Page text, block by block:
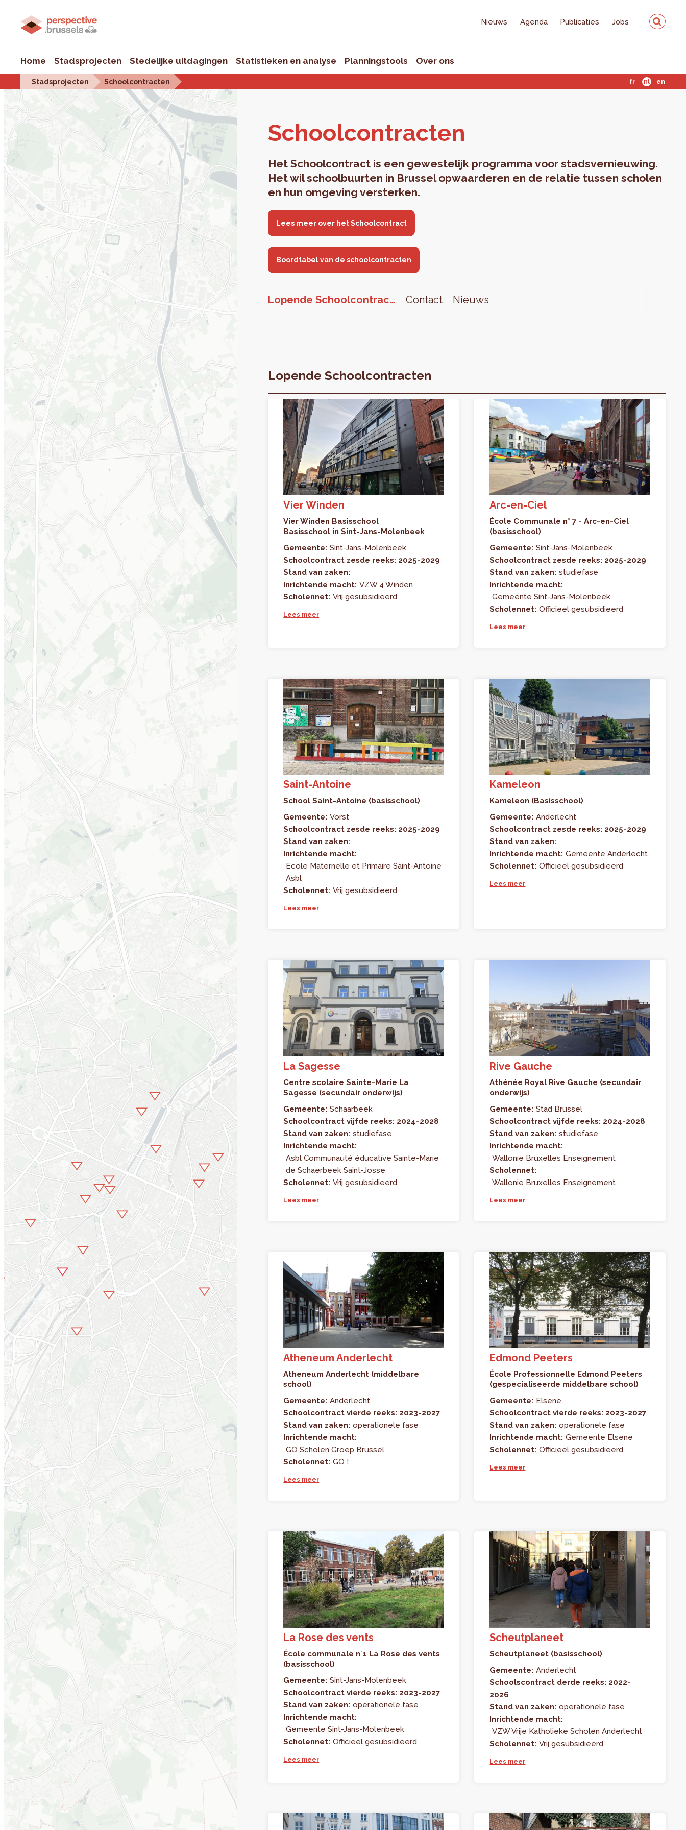
Nieuws Agenda Publicaties Jobs
Home Stadsprojecten Stedelijke uitdagingen Statistieken en analyse Planningstools Over ons
Stadsprojecten Schoolcontracten fr nl en
School­con­trac­ten
Het Schoolcontract is een gewestelijk programma voor stadsvernieuwing.
Het wil schoolbuurten in Brussel opwaarderen en de relatie tussen scholen
en hun omgeving versterken.
Lees meer over het Schoolcontract
Boordtabel van de schoolcontracten
Lopende Schoolcontracten Contact Nieuws
Lopende Schoolcontracten
Vier Winden
Vier Winden Basisschool
Basisschool in Sint-Jans-Molenbeek
Gemeente: Sint-Jans-Molenbeek
Schoolcontract zesde reeks: 2025-2029
Stand van zaken:
Inrichtende macht: VZW 4 Winden
Scholennet: Vrij gesubsidieerd
Lees meer
Arc-en-Ciel
École Communale n° 7 - Arc-en-Ciel
(basisschool)
Gemeente: Sint-Jans-Molenbeek
Schoolcontract zesde reeks: 2025-2029
Stand van zaken: studiefase
Inrichtende macht:
Gemeente Sint-Jans-Molenbeek
Scholennet: Officieel gesubsidieerd
Lees meer
Saint-Antoine
School Saint-Antoine (basisschool)
Gemeente: Vorst
Schoolcontract zesde reeks: 2025-2029
Stand van zaken:
Inrichtende macht:
Ecole Maternelle et Primaire Saint-Antoine
Asbl
Scholennet: Vrij gesubsidieerd
Lees meer
Kameleon
Kameleon (Basisschool)
Gemeente: Anderlecht
Schoolcontract zesde reeks: 2025-2029
Stand van zaken:
Inrichtende macht: Gemeente Anderlecht
Scholennet: Officieel gesubsidieerd
Lees meer
La Sagesse
Centre scolaire Sainte-Marie La
Sagesse (secundair onderwijs)
Gemeente: Schaarbeek
Schoolcontract vijfde reeks: 2024-2028
Stand van zaken: studiefase
Inrichtende macht:
Asbl Communauté éducative Sainte-Marie
de Schaerbeek Saint-Josse
Scholennet: Vrij gesubsidieerd
Lees meer
Rive Gauche
Athénée Royal Rive Gauche (secundair
onderwijs)
Gemeente: Stad Brussel
Schoolcontract vijfde reeks: 2024-2028
Stand van zaken: studiefase
Inrichtende macht:
Wallonie Bruxelles Enseignement
Scholennet:
Wallonie Bruxelles Enseignement
Lees meer
Atheneum Anderlecht
Atheneum Anderlecht (middelbare
school)
Gemeente: Anderlecht
Schoolcontract vierde reeks: 2023-2027
Stand van zaken: operationele fase
Inrichtende macht:
GO Scholen Groep Brussel
Scholennet: GO !
Lees meer
Edmond Peeters
École Professionnelle Edmond Peeters
(gespecialiseerde middelbare school)
Gemeente: Elsene
Schoolcontract vierde reeks: 2023-2027
Stand van zaken: operationele fase
Inrichtende macht: Gemeente Elsene
Scholennet: Officieel gesubsidieerd
Lees meer
La Rose des vents
École communale n°1 La Rose des vents
(basisschool)
Gemeente: Sint-Jans-Molenbeek
Schoolcontract vierde reeks: 2023-2027
Stand van zaken: operationele fase
Inrichtende macht:
Gemeente Sint-Jans-Molenbeek
Scholennet: Officieel gesubsidieerd
Lees meer
Scheutplaneet
Scheutplaneet (basisschool)
Gemeente: Anderlecht
Schoolscontract derde reeks: 2022-
2026
Stand van zaken: operationele fase
Inrichtende macht:
VZW Vrije Katholieke Scholen Anderlecht
Scholennet: Vrij gesubsidieerd
Lees meer